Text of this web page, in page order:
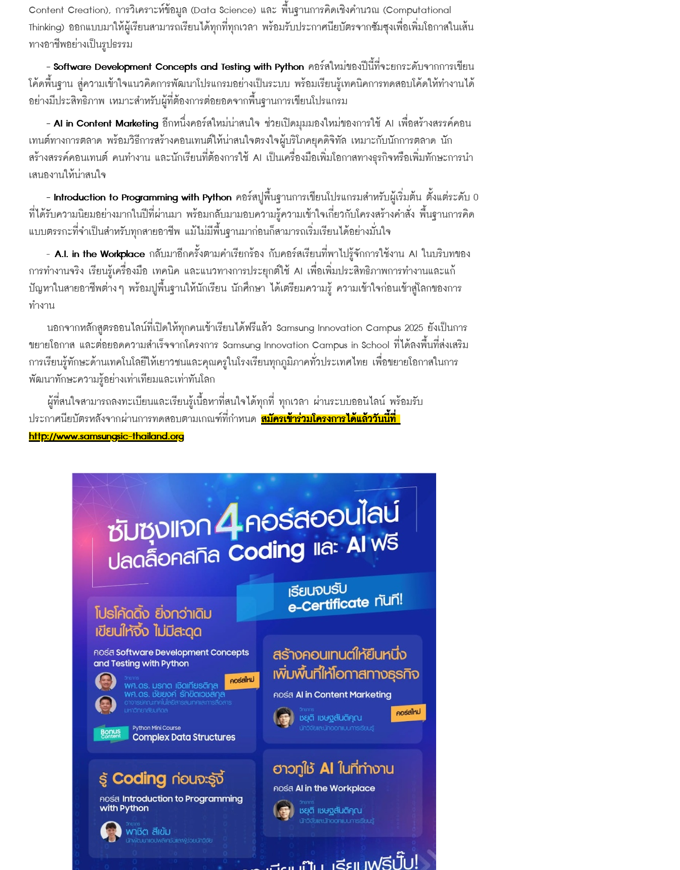
Content Creation), การวิเคราะห์ข้อมูล (Data Science) และ พื้นฐานการคิดเชิงคำนวณ (Computational
Thinking) ออกแบบมาให้ผู้เรียนสามารถเรียนได้ทุกที่ทุกเวลา พร้อมรับประกาศนียบัตรจากซัมซุงเพื่อเพิ่มโอกาสในเส้น
ทางอาชีพอย่างเป็นรูปธรรม
- Software Development Concepts and Testing with Python คอร์สใหม่ของปีนี้ที่จะยกระดับจากการเขียน
โค้ดพื้นฐาน สู่ความเข้าใจแนวคิดการพัฒนาโปรแกรมอย่างเป็นระบบ พร้อมเรียนรู้เทคนิคการทดสอบโค้ดให้ทำงานได้
อย่างมีประสิทธิภาพ เหมาะสำหรับผู้ที่ต้องการต่อยอดจากพื้นฐานการเขียนโปรแกรม
- AI in Content Marketing อีกหนึ่งคอร์สใหม่น่าสนใจ ช่วยเปิดมุมมองใหม่ของการใช้ AI เพื่อสร้างสรรค์คอน
เทนต์ทางการตลาด พร้อมวิธีการสร้างคอนเทนต์ให้น่าสนใจตรงใจผู้บริโภคยุคดิจิทัล เหมาะกับนักการตลาด นัก
สร้างสรรค์คอนเทนต์ คนทำงาน และนักเรียนที่ต้องการใช้ AI เป็นเครื่องมือเพิ่มโอกาสทางธุรกิจหรือเพิ่มทักษะการนำ
เสนองานให้น่าสนใจ
- Introduction to Programming with Python คอร์สปูพื้นฐานการเขียนโปรแกรมสำหรับผู้เริ่มต้น ตั้งแต่ระดับ 0
ที่ได้รับความนิยมอย่างมากในปีที่ผ่านมา พร้อมกลับมามอบความรู้ความเข้าใจเกี่ยวกับโครงสร้างคำสั่ง พื้นฐานการคิด
แบบตรรกะที่จำเป็นสำหรับทุกสายอาชีพ แม้ไม่มีพื้นฐานมาก่อนก็สามารถเริ่มเรียนได้อย่างมั่นใจ
- A.I. in the Workplace กลับมาอีกครั้งตามคำเรียกร้อง กับคอร์สเรียนที่พาไปรู้จักการใช้งาน AI ในบริบทของ
การทำงานจริง เรียนรู้เครื่องมือ เทคนิค และแนวทางการประยุกต์ใช้ AI เพื่อเพิ่มประสิทธิภาพการทำงานและแก้
ปัญหาในสายอาชีพต่างๆ พร้อมปูพื้นฐานให้นักเรียน นักศึกษา ได้เตรียมความรู้ ความเข้าใจก่อนเข้าสู่โลกของการ
ทำงาน
นอกจากหลักสูตรออนไลน์ที่เปิดให้ทุกคนเข้าเรียนได้ฟรีแล้ว Samsung Innovation Campus 2025 ยังเป็นการ
ขยายโอกาส และต่อยอดความสำเร็จจากโครงการ Samsung Innovation Campus in School ที่ได้ลงพื้นที่ส่งเสริม
การเรียนรู้ทักษะด้านเทคโนโลยีให้เยาวชนและคุณครูในโรงเรียนทุกภูมิภาคทั่วประเทศไทย เพื่อขยายโอกาสในการ
พัฒนาทักษะความรู้อย่างเท่าเทียมและเท่าทันโลก
ผู้ที่สนใจสามารถลงทะเบียนและเรียนรู้เนื้อหาที่สนใจได้ทุกที่ ทุกเวลา ผ่านระบบออนไลน์ พร้อมรับ
ประกาศนียบัตรหลังจากผ่านการทดสอบตามเกณฑ์ที่กำหนด
http://www.samsungsic-thailand.org